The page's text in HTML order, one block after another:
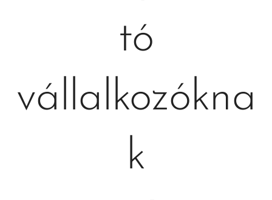
tó
vállalkozókna
k